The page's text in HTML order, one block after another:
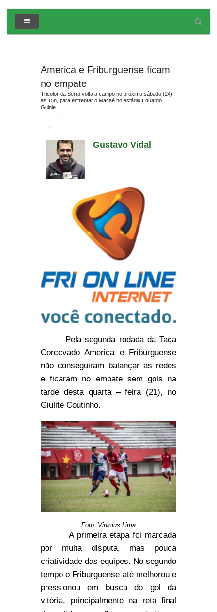
America e Friburguense ficam
no empate
Tricolor da Serra volta a campo no próximo sábado (24),
às 15h, para enfrentar o Macaé no estádio Eduardo
Guinle
Gustavo Vidal
Pela segunda rodada da Taça
Corcovado America e Friburguense
não conseguiram balançar as redes
e ficaram no empate sem gols na
tarde desta quarta – feira (21), no
Giulite Coutinho.
Foto: Vinicius Lima
A primeira etapa foi marcada
por muita disputa, mas pouca
criatividade das equipes. No segundo
tempo o Friburguense até melhorou e
pressionou em busca do gol da
vitória, principalmente na reta final